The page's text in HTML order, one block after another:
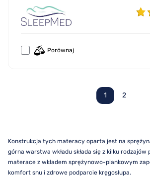
Porównaj
1 2
Konstrukcja tych materacy oparta jest na
górna warstwa wkładu składa się z kilku rodzajów
materace z wkładem sprężynowo-piankowym
komfort snu i zdrowe podparcie kręgosłupa.